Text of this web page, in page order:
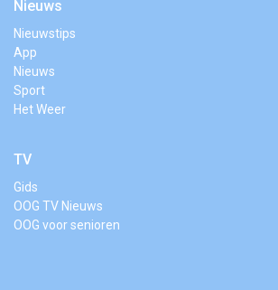
Nieuws
Nieuwstips
App
Nieuws
Sport
Het Weer
TV
Gids
OOG TV Nieuws
OOG voor senioren